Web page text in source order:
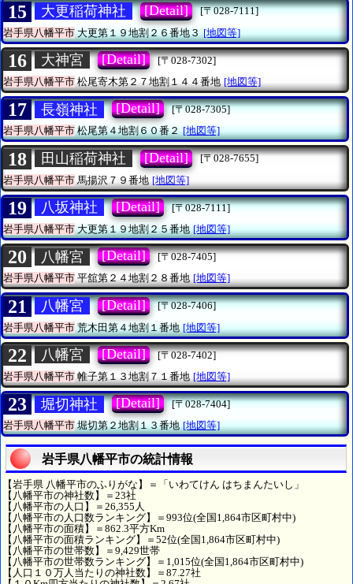
15 大更稲荷神社 [Detail]
[〒028-7111]
岩手県八幡平市大更第１９地割２６番地３ [地図等]
16 大神宮 [Detail]
[〒028-7302]
岩手県八幡平市 松尾寄木第２７地割１４４番地 [地図等]
17 長嶺神社 [Detail]
[〒028-7305]
岩手県八幡平市松尾第４地割６０番２ [地図等]
18 田山稲荷神社 [Detail]
[〒028-7655]
岩手県八幡平市 馬揚沢７９番地 [地図等]
19 八坂神社 [Detail]
[〒028-7111]
岩手県八幡平市大更第１９地割２５番地 [地図等]
20 八幡宮 [Detail]
[〒028-7405]
岩手県八幡平市平舘第２４地割２８番地 [地図等]
21 八幡宮 [Detail]
[〒028-7406]
岩手県八幡平市荒木田第４地割１番地 [地図等]
22 八幡宮 [Detail]
[〒028-7402]
岩手県八幡平市 帷子第１３地割７１番地 [地図等]
23 堀切神社 [Detail]
[〒028-7404]
岩手県八幡平市堀切第２地割１３番地 [地図等]
岩手県八幡平市の統計情報
【岩手県 八幡平市のふりがな】＝「いわてけん はちまんたいし」
【八幡平市の神社数】＝23社
【八幡平市の人口】＝26,355人
【八幡平市の人口数ランキング】＝993位(全国1,864市区町村中)
【八幡平市の面積】＝862.3平方Km
【八幡平市の面積ランキング】＝52位(全国1,864市区町村中)
【八幡平市の世帯数】＝9,429世帯
【八幡平市の世帯数ランキング】＝1,015位(全国1,864市区町村中)
【人口１０万人当たりの神社数】＝87.27社